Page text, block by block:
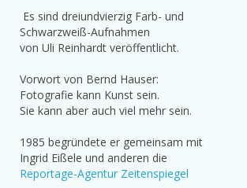
Es sind dreiundvierzig Farb- und
Schwarzweiß-Aufnahmen
von Uli Reinhardt veröffentlicht.
Vorwort von Bernd Hauser:
Fotografie kann Kunst sein.
Sie kann aber auch viel mehr sein.
1985 begründete er gemeinsam mit
Ingrid Eißele und anderen die
Reportage-Agentur Zeitenspiegel